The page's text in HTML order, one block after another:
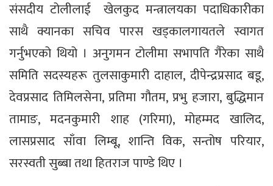
संसदीय टोलीलाई खेलकुद मन्त्रालयका पदाधिकारीका
साथै क्यानका सचिव पारस खड्कालगायतले स्वागत
गर्नुभएको थियो । अनुगमन टोलीमा सभापति गैरेका साथै
समिति सदस्यहरू तुलसाकुमारी दाहाल, दीपेन्द्रप्रसाद बडू,
देवप्रसाद तिमिलसेना, प्रतिमा गौतम, प्रभु हजारा, बुद्धिमान
तामाङ, मदनकुमारी शाह (गरिमा), मोहम्मद खालिद,
लासप्रसाद साँवा लिम्बू, शान्ति विक, सन्तोष परियार,
सरस्वती सुब्बा तथा हितराज पाण्डे थिए ।